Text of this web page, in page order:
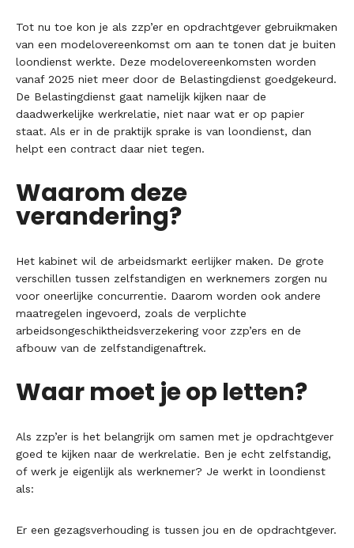
Tot nu toe kon je als zzp’er en opdrachtgever gebruikmaken
van een modelovereenkomst om aan te tonen dat je buiten
loondienst werkte. Deze modelovereenkomsten worden
vanaf 2025 niet meer door de Belastingdienst goedgekeurd.
De Belastingdienst gaat namelijk kijken naar de
daadwerkelijke werkrelatie, niet naar wat er op papier
staat. Als er in de praktijk sprake is van loondienst, dan
helpt een contract daar niet tegen.
Waarom deze
verandering?
Het kabinet wil de arbeidsmarkt eerlijker maken. De grote
verschillen tussen zelfstandigen en werknemers zorgen nu
voor oneerlijke concurrentie. Daarom worden ook andere
maatregelen ingevoerd, zoals de verplichte
arbeidsongeschiktheidsverzekering voor zzp’ers en de
afbouw van de zelfstandigenaftrek.
Waar moet je op letten?
Als zzp’er is het belangrijk om samen met je opdrachtgever
goed te kijken naar de werkrelatie. Ben je echt zelfstandig,
of werk je eigenlijk als werknemer? Je werkt in loondienst
als:
Er een gezagsverhouding is tussen jou en de opdrachtgever.